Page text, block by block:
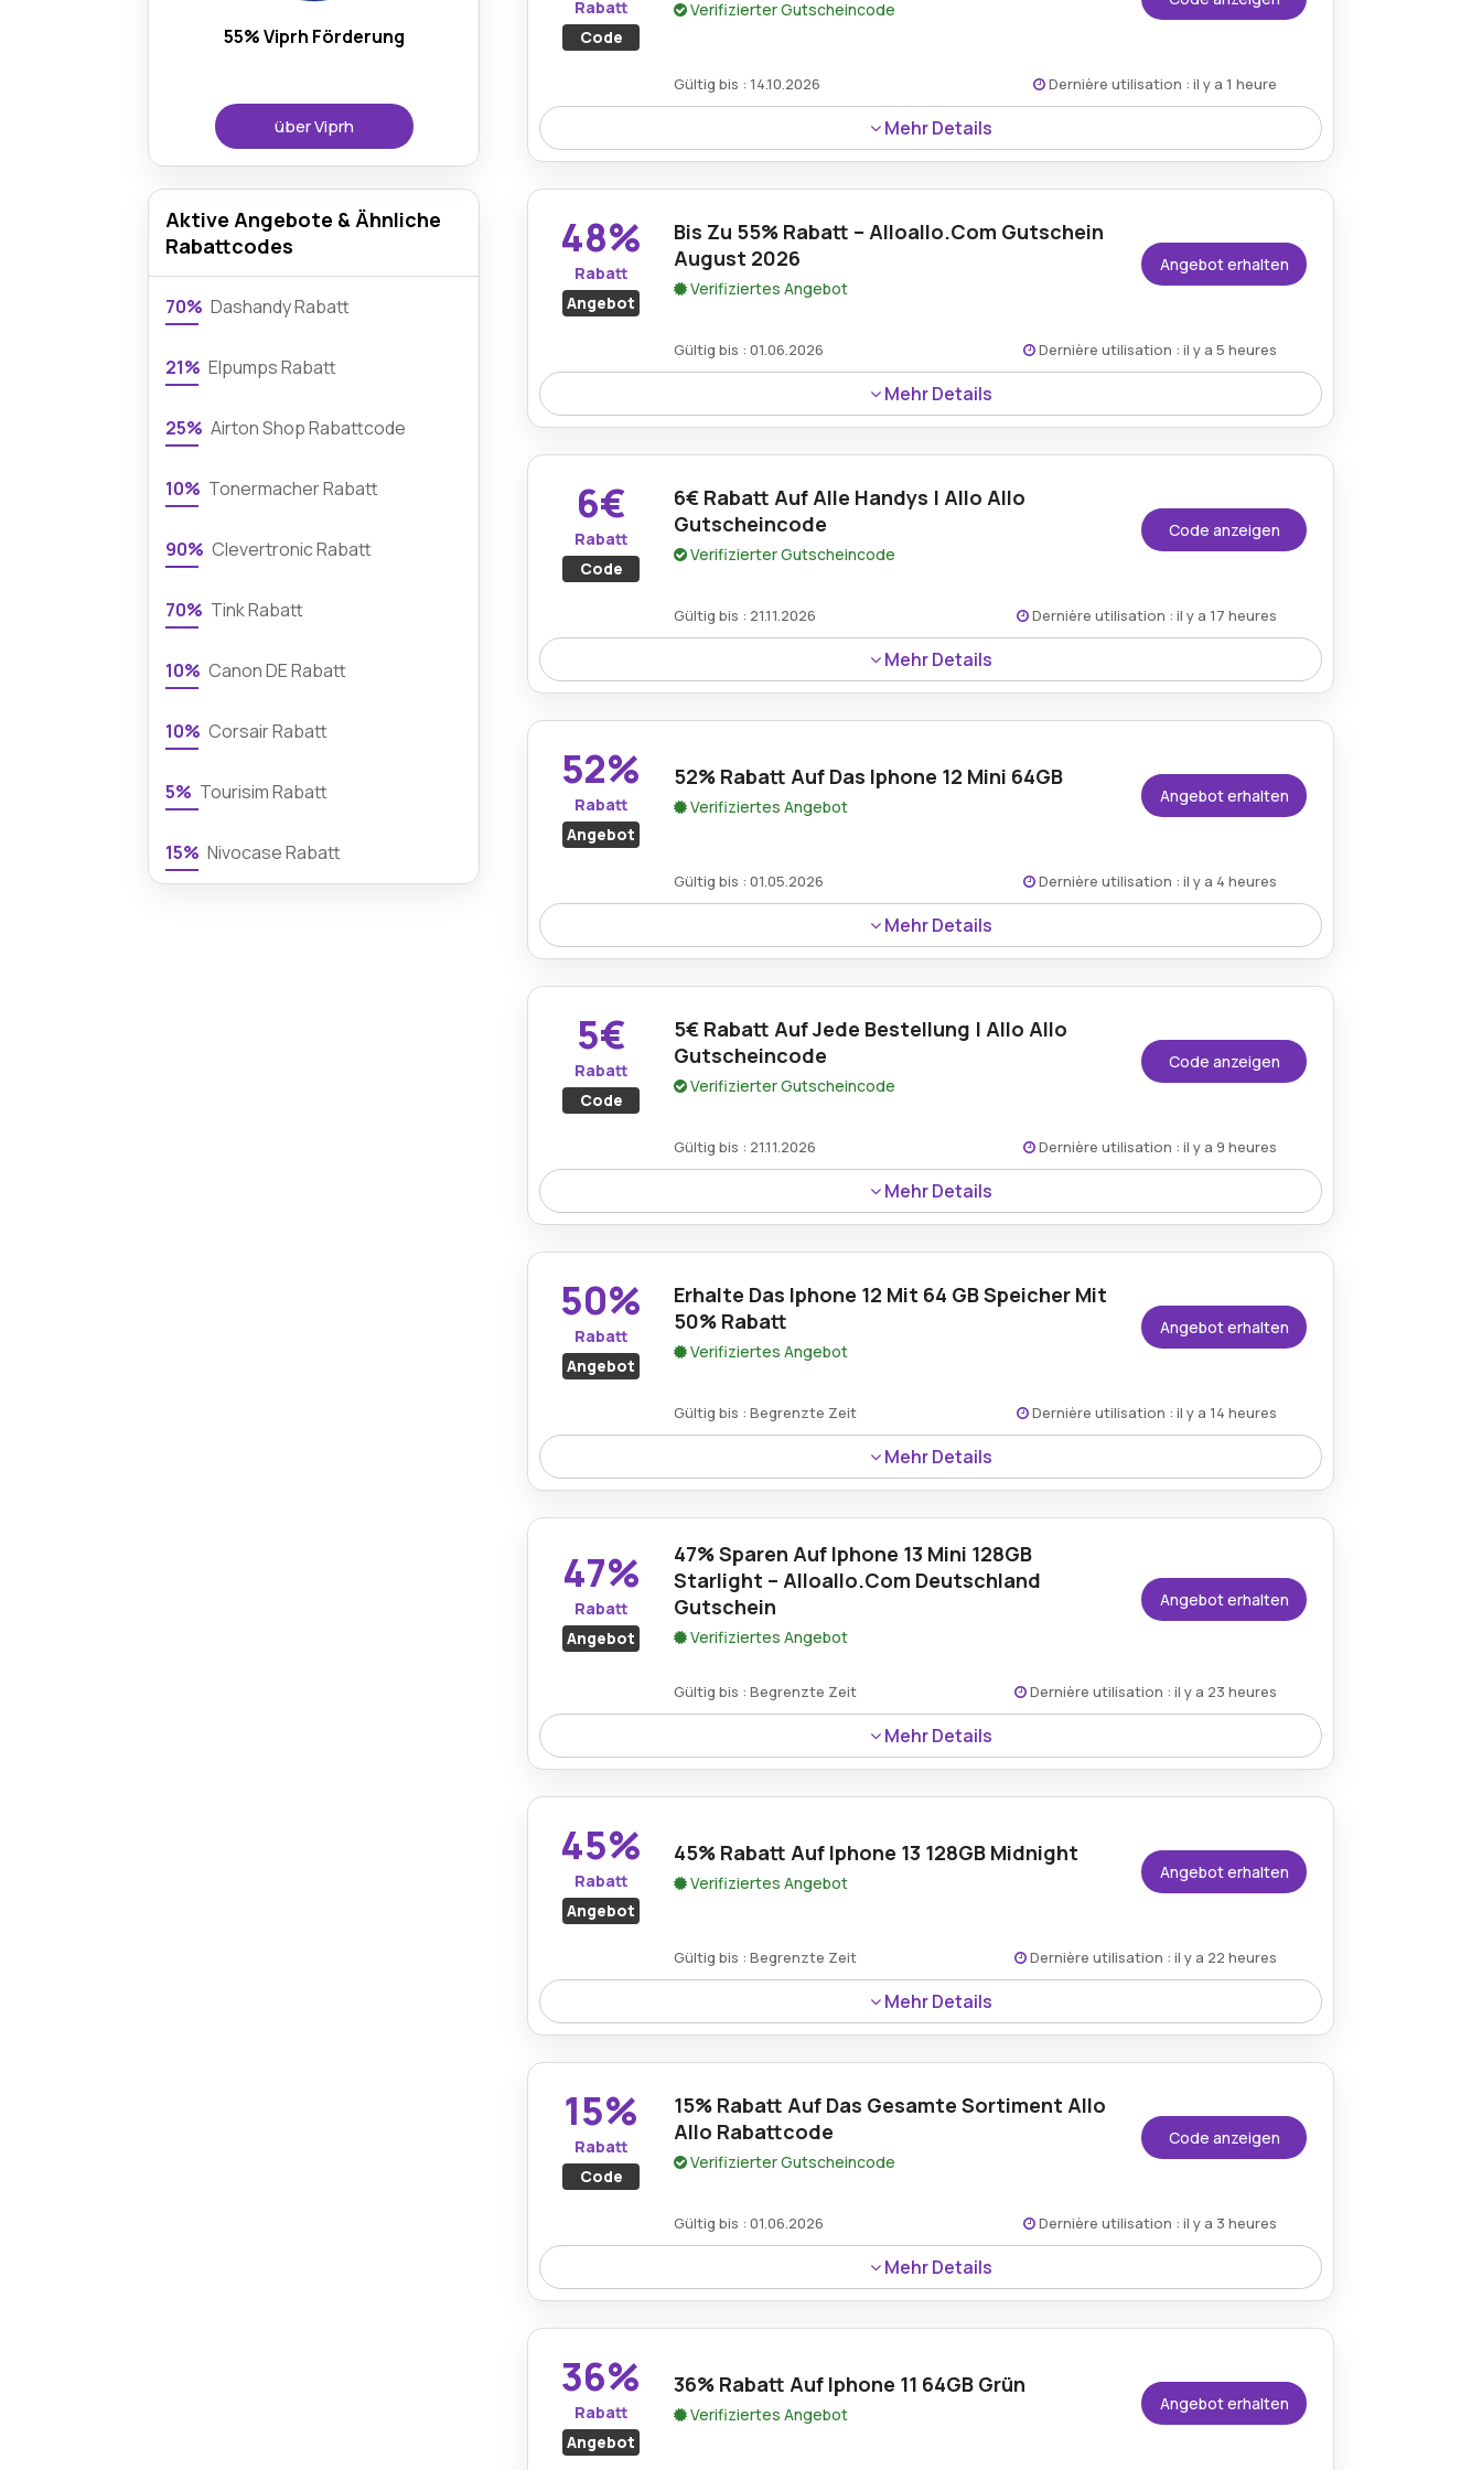
Rabatt
Code
Verifizierter Gutscheincode
Gültig bis : 14.10.2026 Dernière utilisation : il y a 1 heure
Mehr Details
Ein pauschaler Rabatt von 8€ erwartet Käufer durch den Alloallo.com Gutscheincode und sorgt
für zusätzliche Einsparungen bei einer Vielzahl von Produkten.
48%
Rabatt
Angebot
Bis Zu 55% Rabatt – Alloallo.Com Gutschein
August 2026
Verifiziertes Angebot
Angebot erhalten
Gültig bis : 01.06.2026 Dernière utilisation : il y a 5 heures
Mehr Details
Erhalten Sie Einsparungen von bis zu 55% bei verschiedenen Technikartikeln, indem Sie jetzt
einen verifizierten Gutschein auf Alloallo.com anwenden.
6€
Rabatt
Code
6€ Rabatt Auf Alle Handys | Allo Allo
Gutscheincode
Verifizierter Gutscheincode
Code anzeigen
Gültig bis : 21.11.2026 Dernière utilisation : il y a 17 heures
Mehr Details
Erhalten Sie 6€ Rabatt auf alle Handys mit dem Allo Allo Rabattcode, wodurch der Kauf mobiler
Technologie kostengünstiger und lohnender wird.
52%
Rabatt
Angebot
52% Rabatt Auf Das Iphone 12 Mini 64GB
Verifiziertes Angebot
Angebot erhalten
Gültig bis : 01.05.2026 Dernière utilisation : il y a 4 heures
Mehr Details
Das iPhone 12 Mini 64GB ist mit 52% Rabatt erhältlich und bietet Kunden die Möglichkeit, ein
Premium-Smartphone zu einem stark reduzierten Preis zu erwerben.
5€
Rabatt
Code
5€ Rabatt Auf Jede Bestellung | Allo Allo
Gutscheincode
Verifizierter Gutscheincode
Code anzeigen
Gültig bis : 21.11.2026 Dernière utilisation : il y a 9 heures
Mehr Details
Jede Bestellung qualifiziert sich für 5€ Ersparnis bei Verwendung des Allo Allo Rabattcodes, was
die Erschwinglichkeit für verschiedene Einkaufsbedürfnisse erhöht.
50%
Rabatt
Angebot
Erhalte Das Iphone 12 Mit 64 GB Speicher Mit
50% Rabatt
Verifiziertes Angebot
Angebot erhalten
Gültig bis : Begrenzte Zeit Dernière utilisation : il y a 14 heures
Mehr Details
Erhalte das iPhone 12 mit 64 GB Speicher mit 50% Rabatt es bietet herausragende Leistung,
beeindruckende Displayqualität und fortschrittliche Kamerafunktionen für ein nahtloses und
leistungsstarkes Smartphone-Erlebnis.
47%
Rabatt
Angebot
47% Sparen Auf Iphone 13 Mini 128GB
Starlight – Alloallo.Com Deutschland
Gutschein
Verifiziertes Angebot
Angebot erhalten
Gültig bis : Begrenzte Zeit Dernière utilisation : il y a 23 heures
Mehr Details
Nutzen Sie 47% Rabatt auf das iPhone 13 Mini 128GB in Starlight, angeboten über den
Deutschland-Gutscheincode von Alloallo.com.
45%
Rabatt
Angebot
45% Rabatt Auf Iphone 13 128GB Midnight
Verifiziertes Angebot
Angebot erhalten
Gültig bis : Begrenzte Zeit Dernière utilisation : il y a 22 heures
Mehr Details
Sichern Sie sich 45% Rabatt auf das iPhone 13 mit 128GB Speicher in Mitternacht, indem Sie das
Angebot auf der Website anwenden.
15%
Rabatt
Code
15% Rabatt Auf Das Gesamte Sortiment Allo
Allo Rabattcode
Verifizierter Gutscheincode
Code anzeigen
Gültig bis : 01.06.2026 Dernière utilisation : il y a 3 heures
Mehr Details
Genießen Sie einen landesweiten Rabatt von 15% auf alle Produkte, indem Sie noch heute den
gültigen Allo Allo Rabattcode innerhalb Frankreichs verwenden.
36%
Rabatt
Angebot
36% Rabatt Auf Iphone 11 64GB Grün
Verifiziertes Angebot
Angebot erhalten
55% Viprh Förderung
über Viprh
Aktive Angebote & Ähnliche
Rabattcodes
70% Dashandy Rabatt
21% Elpumps Rabatt
25% Airton Shop Rabattcode
10% Tonermacher Rabatt
90% Clevertronic Rabatt
70% Tink Rabatt
10% Canon DE Rabatt
10% Corsair Rabatt
5% Tourisim Rabatt
15% Nivocase Rabatt